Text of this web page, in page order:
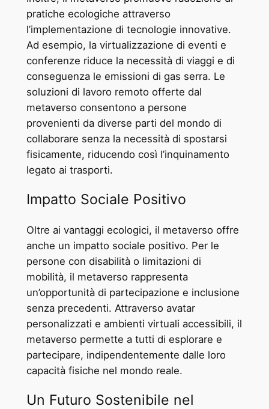
pratiche ecologiche attraverso
l’implementazione di tecnologie innovative.
Ad esempio, la virtualizzazione di eventi e
conferenze riduce la necessità di viaggi e di
conseguenza le emissioni di gas serra. Le
soluzioni di lavoro remoto offerte dal
metaverso consentono a persone
provenienti da diverse parti del mondo di
collaborare senza la necessità di spostarsi
fisicamente, riducendo così l’inquinamento
legato ai trasporti.
Impatto Sociale Positivo
Oltre ai vantaggi ecologici, il metaverso offre
anche un impatto sociale positivo. Per le
persone con disabilità o limitazioni di
mobilità, il metaverso rappresenta
un’opportunità di partecipazione e inclusione
senza precedenti. Attraverso avatar
personalizzati e ambienti virtuali accessibili, il
metaverso permette a tutti di esplorare e
partecipare, indipendentemente dalle loro
capacità fisiche nel mondo reale.
Un Futuro Sostenibile nel